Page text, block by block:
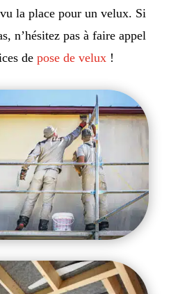
la place pour un velux. Si
n’hésitez pas à faire appel
depose de velux !